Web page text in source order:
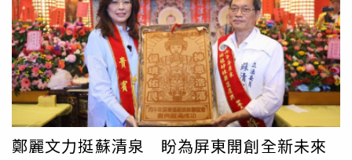
要考慮小孩」。談到6個月大的女兒，張啟樂滿臉父愛，透
露女兒最近已經學會翻身，不過前兩天卻意外從沙發滑落地
板，讓夫妻倆緊急送醫。他表示：「送急診，2個小時就回
家了，其實沒怎樣，當天晚上喝奶還是整瓶喝掉。」也因此
大讚台灣醫療便利，「台灣醫療品質服務都比香港好很多，
我媽上次來台灣看急診牙醫，對！急診有牙醫，台灣看醫生
真的比較方便」。張啟樂（中）、陸子玄（右）與導演何故
一同出席記者會。（圖／侯世駿攝）此次餐飲劇場《熱鬧茶
鄭麗文力挺蘇清泉 盼為屏東開創全新未來